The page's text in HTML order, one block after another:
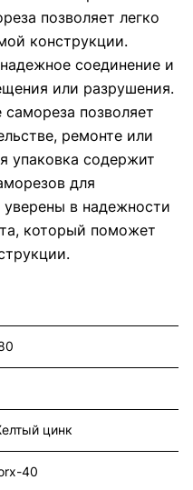
позволяет легко
конструкции.
соединение и
или разрушения.
позволяет
ремонте или
упаковка содержит
для
уверены в надежности
который поможет
цинк
40